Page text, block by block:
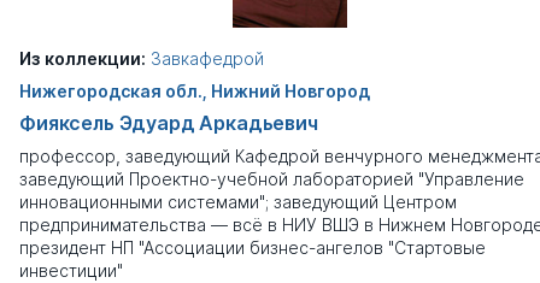
Из коллекции: Завкафедрой
Нижегородская обл., Нижний Новгород
Фияксель Эдуард Аркадьевич
профессор, заведующий Кафедрой венчурного
заведующий Проектно-учебной лабораторией "Управление
инновационными системами"; заведующий Центром
предпринимательства — всё в НИУ ВШЭ в Нижнем
президент НП "Ассоциации бизнес-ангелов "Стартовые
инвестиции"